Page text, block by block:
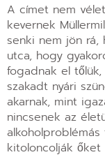
A címet nem
kevernek
senki nem jön rá,
utca, hogy
fogadnak el
szakadt nyári
akarnak, mint
nincsenek az
kitoloncolják őket